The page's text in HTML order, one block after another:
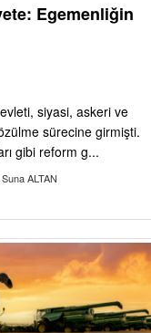
Egemenliğin
siyasi, askeri ve
sürecine girmişti.
gibi reform g...
ALTAN